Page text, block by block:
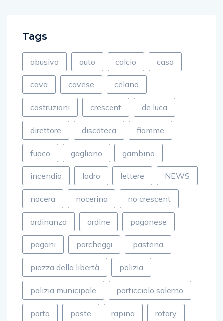
Tags
abusivo auto calcio casa
cava cavese celano
costruzioni crescent de luca
direttore discoteca fiamme
fuoco gagliano gambino
incendio ladro lettere NEWS
nocera nocerina no crescent
ordinanza ordine paganese
pagani parcheggi pastena
piazza della libertà polizia
polizia municipale porticciolo salerno
porto poste rapina rotary